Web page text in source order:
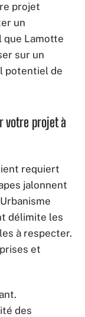
projet
un
que Lamotte
sur un
potentiel de
votre projet à
requiert
jalonnent
délimite les
à respecter.
et
des